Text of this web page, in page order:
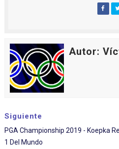
Autor:
Siguiente
PGA Championship 2019 - Koepka
1 Del Mundo